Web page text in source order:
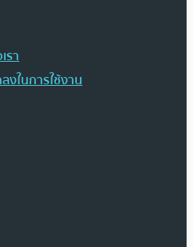
รา
งในการใช้งาน